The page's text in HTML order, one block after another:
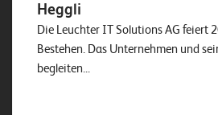
Heggli
Die Leuchter IT Solutions AG feiert
Bestehen. Das Unternehmen und
begleiten...